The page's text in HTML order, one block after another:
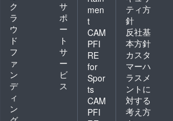
ク
ラ
ウ
ド
フ
ァ
ン
デ
ィ
ン
サ
ポ
ー
ト
サ
ー
ビ
ス
men
t
CAM
PFI
RE
for
Spor
ts
CAM
PFI
ティ方
針
反社基
本方針
カスタ
マーハ
ラスメ
ントに
対する
考え方